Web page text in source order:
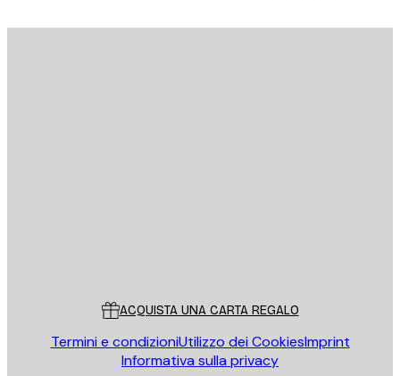
ACQUISTA UNA CARTA REGALO
Termini e condizioniUtilizzo dei CookiesImprint
Informativa sulla privacy